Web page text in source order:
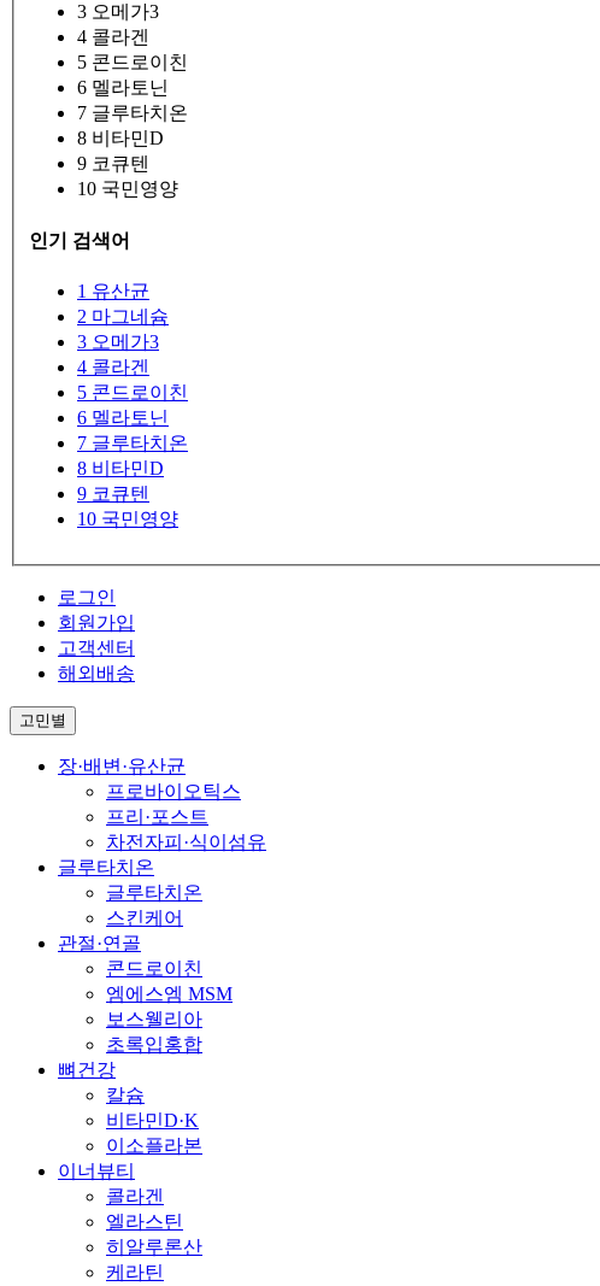
3 오메가3
4 콜라겐
5 콘드로이친
6 멜라토닌
7 글루타치온
8 비타민D
9 코큐텐
10 국민영양
인기 검색어
1 유산균
2 마그네슘
3 오메가3
4 콜라겐
5 콘드로이친
6 멜라토닌
7 글루타치온
8 비타민D
9 코큐텐
10 국민영양
로그인
회원가입
고객센터
해외배송
고민별
장·배변·유산균
프로바이오틱스
프리·포스트
차전자피·식이섬유
글루타치온
글루타치온
스킨케어
관절·연골
콘드로이친
엠에스엠 MSM
보스웰리아
초록입홍합
뼈건강
칼슘
비타민D·K
이소플라본
이너뷰티
콜라겐
엘라스틴
히알루론산
케라틴